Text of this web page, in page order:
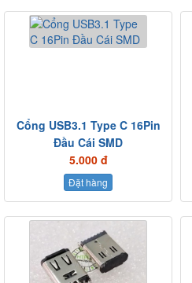
Cổng USB3.1 Type C 16Pin
Đầu Cái SMD
5.000 đ
Đặt hàng